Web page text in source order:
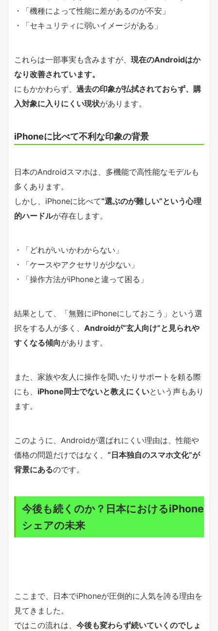
・「機種によって性能に差があるのが不安」
・「セキュリティに弱いイメージがある」
これらは一部事実も含みますが、 現在のAndroidはか
なり改善されています。
にもかかわらず、 過去の印象が払拭されておらず、購
入対象に入りにくい現状があります。
iPhoneに比べて不利な印象の背景
日本のAndroidスマホは、多機能で高性能なモデルも
多くあります。
しかし、iPhoneに比べて“選ぶのが難しい”という心理
的ハードルが存在します。
・「どれがいいかわからない」
・「ケースやアクセサリが少ない」
・「操作方法がiPhoneと違って困る」
結果として、「無難にiPhoneにしておこう」という選
択をする人が多く、 Androidが“玄人向け”と見られや
すくなる傾向があります。
また、家族や友人に操作を聞いたりサポートを頼る際
にも、 iPhone同士でないと教えにくいという声もあり
ます。
このように、Androidが選ばれにくい理由は、性能や
価格の問題だけではなく、 “日本独自のスマホ文化”が
背景にあるのです。
今後も続くのか？日本におけるiPhone
シェアの未来
ここまで、日本でiPhoneが圧倒的に人気を誇る理由を
見てきました。
ではこの流れは、 今後も変わらず続いていくのでしょ